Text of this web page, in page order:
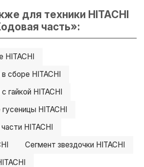
для техники HITACHI
часть»:
HITACHI
сборе HITACHI
гайкой HITACHI
HITACHI
HITACHI
Сегмент звездочки HITACHI